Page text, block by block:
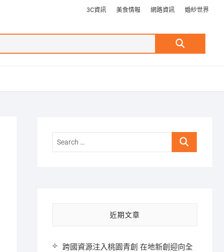
3C資訊 美食情報 網路資訊 婚紗世界
Search
Search
近期文章
跨國資源注入桃園青創 在地新創迎向全